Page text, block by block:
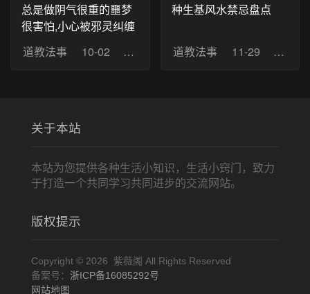
总是做阴气很重的噩梦
很害怕,小心被邪灵纠缠
道教法事
10-02 浏览：13
种生基风水禁忌盘点
道教法事 11-29 浏览
关于本站
本站为您提供各种生活小知识，生活小窍门，致力
于打造一个共同学习共同进步的交流网站。
版权提示
Copyright © 2026 紫薇阁 All Rights Reserved
备案号： 浙ICP备16085292号
网站地图